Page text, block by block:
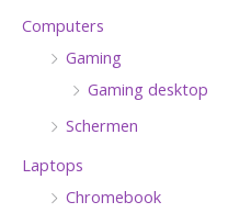
Computers
Gaming
Gaming desktop
Schermen
Laptops
Chromebook